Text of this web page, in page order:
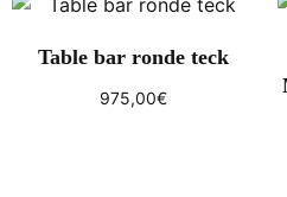
Table bar ronde teck
975,00€